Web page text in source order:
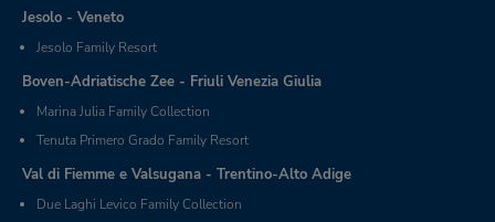
Jesolo - Veneto
Jesolo Family Resort
Boven-Adriatische Zee - Friuli Venezia Giulia
Marina Julia Family Collection
Tenuta Primero Grado Family Resort
Val di Fiemme e Valsugana - Trentino-Alto Adige
Due Laghi Levico Family Collection